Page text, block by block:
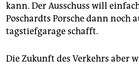
kann. Der Ausschuss will
Poschardts Porsche dann noch
tags­tiefgarage schafft.
Die Zukunft des Verkehrs aber